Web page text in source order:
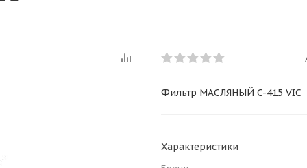
Фильтр МАСЛЯНЫЙ C-415 VIC
Характеристики